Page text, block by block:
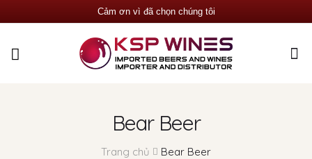
Cảm ơn vì đã chọn chúng tôi
Bear Beer
Trang chủ Bear Beer